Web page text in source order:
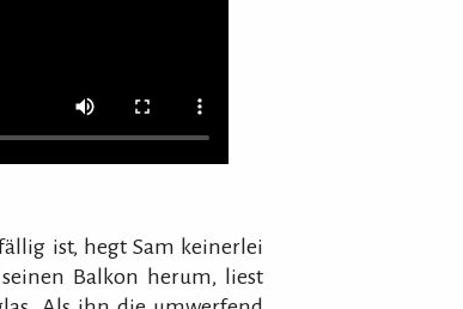
ist, hegt Sam keinerlei
Balkon herum, liest